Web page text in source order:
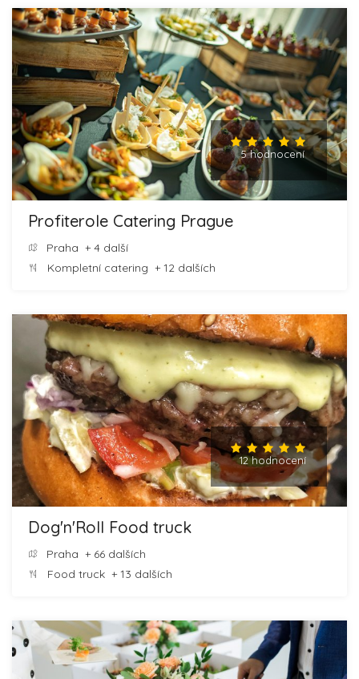
5 hodnocení
Profiterole Catering Prague
Praha + 4 další
Kompletní catering + 12 dalších
12 hodnocení
Dog'n'Roll Food truck
Praha + 66 dalších
Food truck + 13 dalších